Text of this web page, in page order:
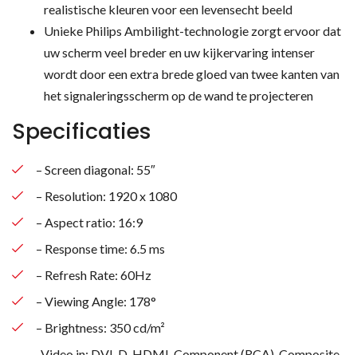
realistische kleuren voor een levensecht beeld
Unieke Philips Ambilight-technologie zorgt ervoor dat
uw scherm veel breder en uw kijkervaring intenser
wordt door een extra brede gloed van twee kanten van
het signaleringsscherm op de wand te projecteren
Specificaties
– Screen diagonal: 55″
– Resolution: 1920 x 1080
– Aspect ratio: 16:9
– Response time: 6.5 ms
– Refresh Rate: 60Hz
– Viewing Angle: 178°
– Brightness: 350 cd/m²